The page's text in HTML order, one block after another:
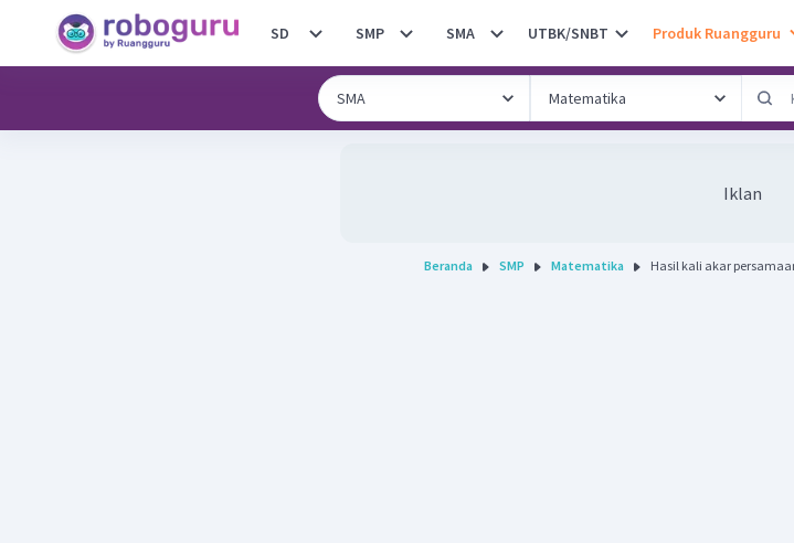
SD SMP SMA UTBK/SNBT Produk Ruangguru
Iklan
Beranda SMP Matematika Hasil kali akar